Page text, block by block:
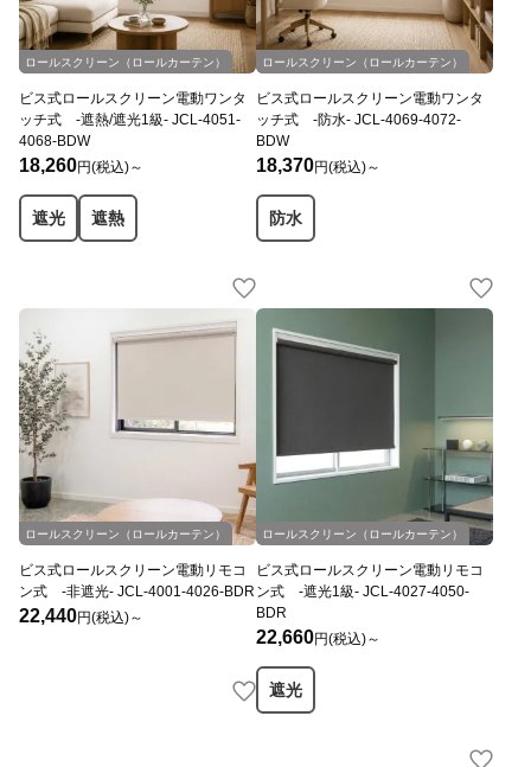
ロールスクリーン（ロールカーテン）
ビス式ロールスクリーン電動ワンタ
ッチ式 -遮熱/遮光1級- JCL-4051-
4068-BDW
18,260円(税込)～
遮光 遮熱
ロールスクリーン（ロールカーテン）
ビス式ロールスクリーン電動ワンタ
ッチ式 -防水- JCL-4069-4072-
BDW
18,370円(税込)～
防水
ロールスクリーン（ロールカーテン）
ビス式ロールスクリーン電動リモコ
ン式 -非遮光- JCL-4001-4026-BDR
22,440円(税込)～
ロールスクリーン（ロールカーテン）
ビス式ロールスクリーン電動リモコ
ン式 -遮光1級- JCL-4027-4050-
BDR
22,660円(税込)～
遮光